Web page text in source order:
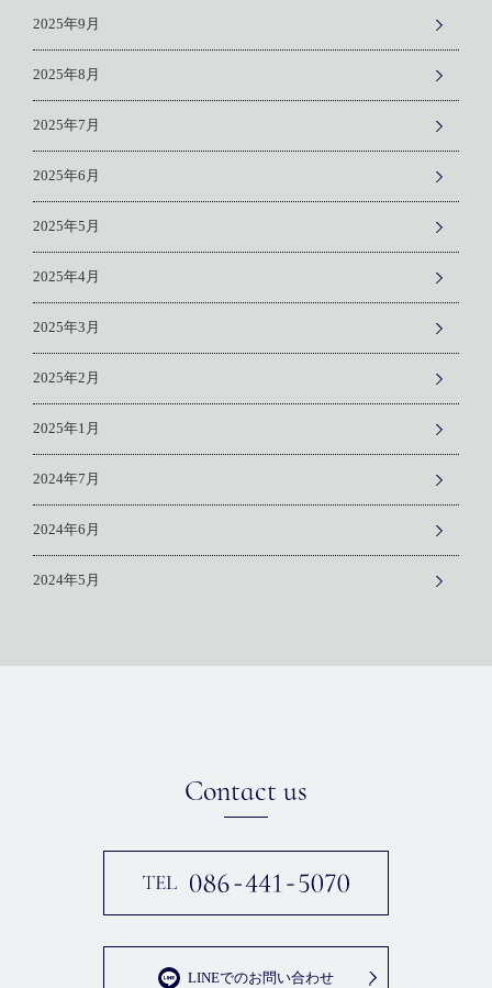
2025年9月
2025年8月
2025年7月
2025年6月
2025年5月
2025年4月
2025年3月
2025年2月
2025年1月
2024年7月
2024年6月
2024年5月
Contact us
LINEでのお問い合わせ